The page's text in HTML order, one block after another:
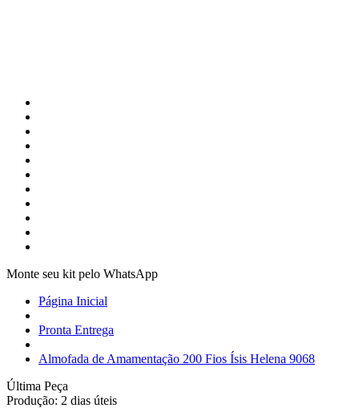
Monte seu kit pelo WhatsApp
Página Inicial
Pronta Entrega
Almofada de Amamentação 200 Fios Ísis Helena 9068
Última Peça
Produção: 2 dias úteis